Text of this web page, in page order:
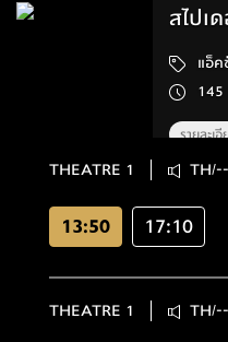
สไปเ
รายละเ
THEATRE 1 TH/--
13:50 17:10
THEATRE 1 TH/--